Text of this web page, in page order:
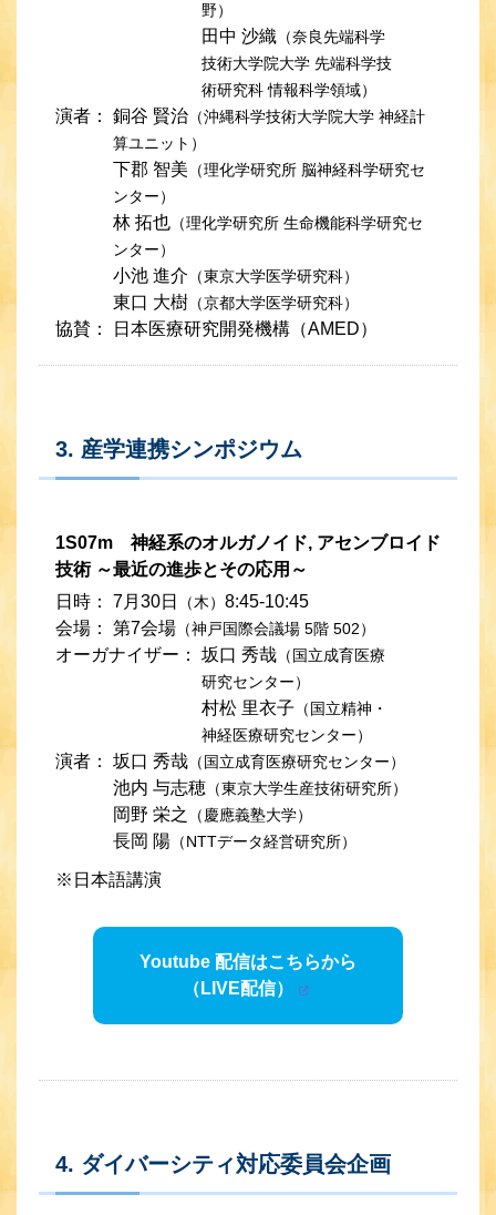
野）
田中 沙織 （奈良先端科学
技術大学院大学 先端科学技
術研究科 情報科学領域）
演者： 銅谷 賢治 （沖縄科学技術大学院大学 神経計
算ユニット）
下郡 智美 （理化学研究所 脳神経科学研究セ
ンター）
林 拓也 （理化学研究所 生命機能科学研究セ
ンター）
小池 進介 （東京大学医学研究科）
東口 大樹 （京都大学医学研究科）
協賛： 日本医療研究開発機構（AMED）
3. 産学連携シンポジウム
1S07m 神経系のオルガノイド, アセンブロイド
技術 ～最近の進歩とその応用～
日時：
7月30日 （木） 8:45-10:45
会場：
第7会場 （神戸国際会議場 5階 502）
オーガナイザー： 坂口 秀哉 （国立成育医療
研究センター）
村松 里衣子 （国立精神・
神経医療研究センター）
演者： 坂口 秀哉 （国立成育医療研究センター）
池内 与志穂 （東京大学生産技術研究所）
岡野 栄之 （慶應義塾大学）
長岡 陽 （NTTデータ経営研究所）
※日本語講演
Youtube 配信はこちらから
（LIVE配信）
4. ダイバーシティ対応委員会企画